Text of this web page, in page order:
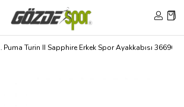
Puma Turin II Sapphire Erkek Spor Ayakkabısı 366962